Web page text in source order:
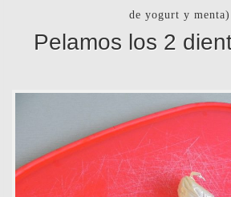
de yogurt y menta)
Pelamos los 2